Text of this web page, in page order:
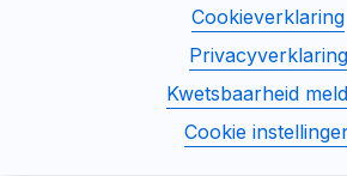
Cookieverklaring
Privacyverklaring
Kwetsbaarheid
Cookie